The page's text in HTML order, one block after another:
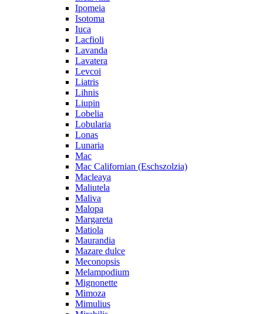
Ipomeia
Isotoma
Iuca
Lacfioli
Lavanda
Lavatera
Levcoi
Liatris
Lihnis
Liupin
Lobelia
Lobularia
Lonas
Lunaria
Mac
Mac Californian (Eschszolzia)
Macleaya
Maliutela
Maliva
Malopa
Margareta
Matiola
Maurandia
Mazare dulce
Meconopsis
Melampodium
Mignonette
Mimoza
Mimulius